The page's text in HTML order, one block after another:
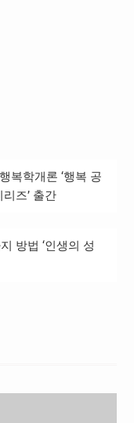
복학개론 ‘행복 공
즈’ 출간
방법 ‘인생의 성